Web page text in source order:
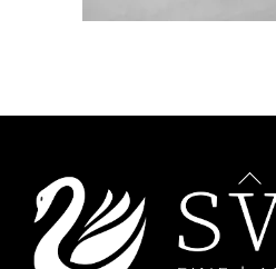
Back
Top